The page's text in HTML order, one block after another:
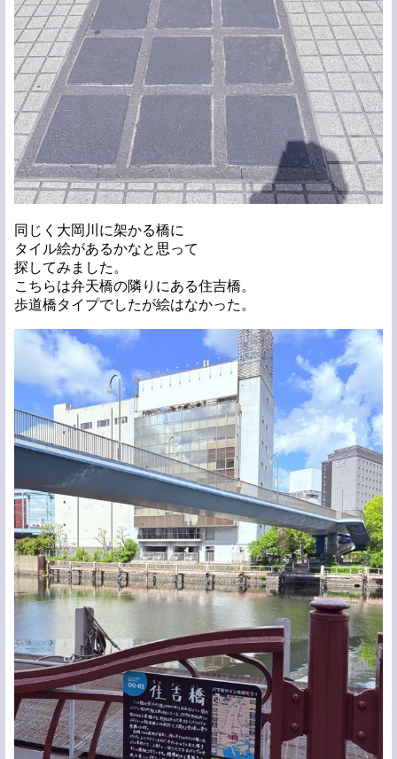
同じく大岡川に架かる橋に
タイル絵があるかなと思って
探してみました。
こちらは弁天橋の隣りにある住吉橋。
歩道橋タイプでしたが絵はなかった。